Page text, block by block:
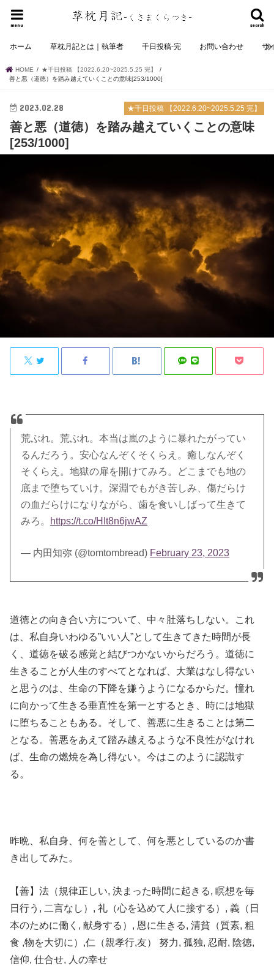
search
menu
ホーム 草枕月記とは｜執筆者 千日投稿-完 お問い合わせ サ
HOME
★千日投稿 【2022.6.20~2025.5.25 完】
善と悪（道徳）を踏み越えていくことの意味[253/1000]
★千日投稿 【2022.6.20~2025.5.25 完】
2023.02.28
善と悪（道徳）を踏み越えていくことの意味
[253/1000]
荒ぶれ。荒ぶれ。本当は嵐のように暴れたがってい
るんだろう。安心なんぞくそくらえ。癒しなんぞく
そくらえ。地獄の扉を開けてみろ。どこまでも地の
底まで堕ちていけ。深淵でもがき苦しみ、傷だらけ
の血だらけになりながら、歯を食いしばって生きて
みろ。
https://t.co/HIt8n6jwAZ
— 内田知弥 (@tomtombread) February 23, 2023
道徳との向き合い方について、中々肚落ちしない。これ
は、私自身いわゆる”いい人”として生きてきた時間が長
く、道徳を破る感覚と結びつかないからだろう。道徳に
生きることが人生のすべてとなれば、大業はなし得ない
と思うのは、生命の下降を嫌うようになるからだ。憧れ
に向かって生きる垂直性を第一とするとき、時には地獄
に堕ちることもある。そして、善悪に生きることは第二
となる。善悪をあえて踏み越えるような不良性がなけれ
ば、生命の燃焼を為し得ない。今はこのように認識す
る。
昨晩、私自身、何を善として、何を悪としているのか書
き出してみた。
【善】法（規律正しい, 決まった時間に起きる, 瞑想を毎
日行う, 二言なし）, 礼（心を込めて人に接する）, 義（日
本のために働く, 献身する）, 恩に生きる, 清貧（質素, 粗
食 ,物を大切に）,仁（親孝行,友） 努力, 孤独, 忍耐, 陰徳,
信仰, 仕合せ, 人の幸せ